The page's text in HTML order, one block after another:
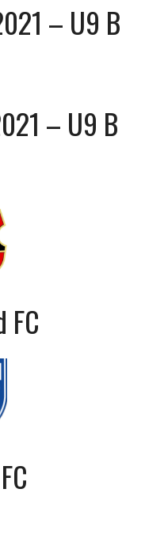
– U9 B
– U9 B
FC